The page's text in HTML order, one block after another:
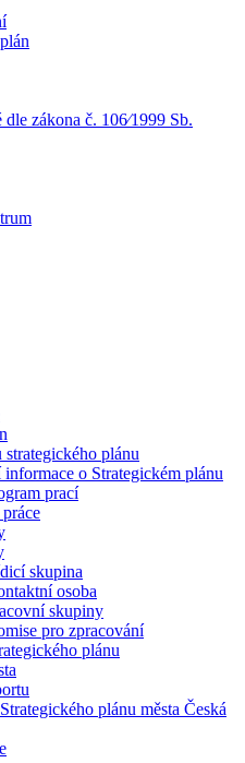
zákona č. 106⁄1999 Sb.
plánu
o Strategickém plánu
prací
skupina
osoba
skupiny
pro zpracování
plánu
plánu města Česká